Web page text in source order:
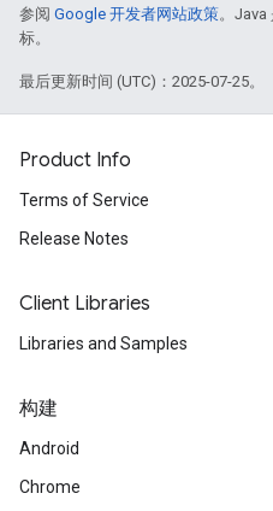
参阅 Google 开发者网站政策。Java
标。
最后更新时间 (UTC)：2025-07-25。
Product Info
Terms of Service
Release Notes
Client Libraries
Libraries and Samples
构建
Android
Chrome